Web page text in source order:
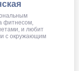
фитнесом,
и любит
с окружающим